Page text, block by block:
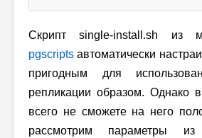
Скрипт single-install.sh из
pgscripts автоматически
пригодным для
репликации образом. Однако
всего не сможете на него
рассмотрим параметры из